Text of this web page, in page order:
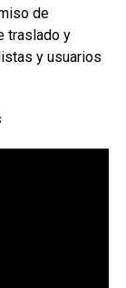
de
traslado y
y usuarios